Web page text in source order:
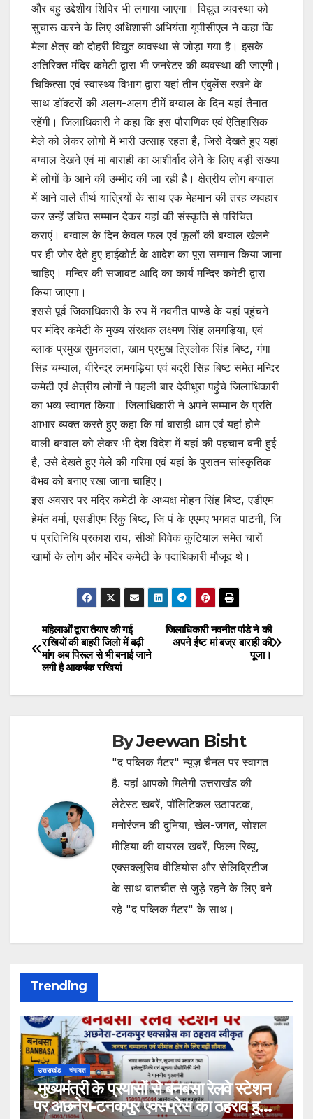
और बहु उद्देशीय शिविर भी लगाया जाएगा। विद्युत व्यवस्था को
सुचारू करने के लिए अधिशासी अभियंता यूपीसीएल ने कहा कि
मेला क्षेत्र को दोहरी विद्युत व्यवस्था से जोड़ा गया है। इसके
अतिरिक्त मंदिर कमेटी द्वारा भी जनरेटर की व्यवस्था की जाएगी।
चिकित्सा एवं स्वास्थ्य विभाग द्वारा यहां तीन एंबुलेंस रखने के
साथ डॉक्टरों की अलग-अलग टीमें बग्वाल के दिन यहां तैनात
रहेंगी। जिलाधिकारी ने कहा कि इस पौराणिक एवं ऐतिहासिक
मेले को लेकर लोगों में भारी उत्साह रहता है, जिसे देखते हुए यहां
बग्वाल देखने एवं मां बाराही का आशीर्वाद लेने के लिए बड़ी संख्या
में लोगों के आने की उम्मीद की जा रही है। क्षेत्रीय लोग बग्वाल
में आने वाले तीर्थ यात्रियों के साथ एक मेहमान की तरह व्यवहार
कर उन्हें उचित सम्मान देकर यहां की संस्कृति से परिचित
कराएं। बग्वाल के दिन केवल फल एवं फूलों की बग्वाल खेलने
पर ही जोर देते हुए हाईकोर्ट के आदेश का पूरा सम्मान किया जाना
चाहिए। मन्दिर की सजावट आदि का कार्य मन्दिर कमेटी द्वारा
किया जाएगा।
इससे पूर्व जिकाधिकारी के रुप में नवनीत पाण्डे के यहां पहुंचने
पर मंदिर कमेटी के मुख्य संरक्षक लक्ष्मण सिंह लमगड़िया, एवं
ब्लाक प्रमुख सुमनलता, खाम प्रमुख त्रिलोक सिंह बिष्ट, गंगा
सिंह चम्याल, वीरेन्द्र लमगड़िया एवं बद्री सिंह बिष्ट समेत मन्दिर
कमेटी एवं क्षेत्रीय लोगों ने पहली बार देवीधुरा पहुंचे जिलाधिकारी
का भव्य स्वागत किया। जिलाधिकारी ने अपने सम्मान के प्रति
आभार व्यक्त करते हुए कहा कि मां बाराही धाम एवं यहां होने
वाली बग्वाल को लेकर भी देश विदेश में यहां की पहचान बनी हुई
है, उसे देखते हुए मेले की गरिमा एवं यहां के पुरातन सांस्कृतिक
वैभव को बनाए रखा जाना चाहिए।
इस अवसर पर मंदिर कमेटी के अध्यक्ष मोहन सिंह बिष्ट, एडीएम
हेमंत वर्मा, एसडीएम रिंकु बिष्ट, जि पं के एएमए भगवत पाटनी, जि
पं प्रतिनिधि प्रकाश राय, सीओ विवेक कुटियाल समेत चारों
खामों के लोग और मंदिर कमेटी के पदाधिकारी मौजूद थे।
Post
navigation
जिलाधिकारी नवनीत पांडे ने की
अपने ईष्ट मां बज्र बाराही की
पूजा।
महिलाओं द्वारा तैयार की गई
राखियों की बाहरी जिलो में बढ़ी
मांग अब पिरूल से भी बनाई जाने
लगी है आकर्षक राखियां
ByJeewan Bisht
"द पब्लिक मैटर" न्यूज़ चैनल पर स्वागत
है. यहां आपको मिलेगी उत्तराखंड की
लेटेस्ट खबरें, पॉलिटिकल उठापटक,
मनोरंजन की दुनिया, खेल-जगत, सोशल
मीडिया की वायरल खबरें, फिल्म रिव्यू,
एक्सक्लूसिव वीडियोस और सेलिब्रिटीज
के साथ बातचीत से जुड़े रहने के लिए बने
रहे "द पब्लिक मैटर" के साथ।
Trending
उत्तराखंड चंपावत
.मुख्यमंत्री के प्रयासों से बनबसा रेलवे स्टेशन
पर अछनेरा-टनकपुर एक्सप्रेस का ठहराव हुआ